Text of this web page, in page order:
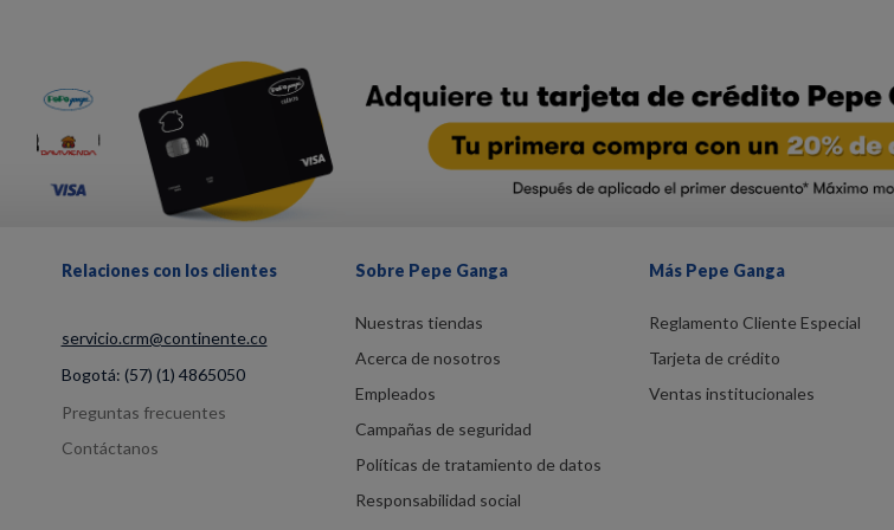
Relaciones con los clientes
servicio.crm@continente.co
Bogotá: (57) (1) 4865050
Preguntas frecuentes
Contáctanos
Sobre Pepe Ganga
Nuestras tiendas
Acerca de nosotros
Empleados
Campañas de seguridad
Políticas de tratamiento de datos
Responsabilidad social
Más Pepe Ganga
Reglamento Cliente Especial
Tarjeta de crédito
Ventas institucionales